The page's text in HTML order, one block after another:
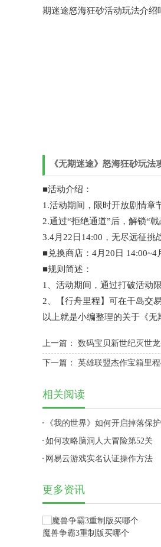
期迷途怒海狂砂活动玩法介绍
《无期迷途》怒海狂砂玩法
■活动介绍：
1.活动期间，限时开放剧情章
2.通过“拒绝通道”后，解锁“
3.4月22日14:00，无尽远征挑
■兑换商店：4月20日 14:00~4
■规则简述：
1、活动期间，通过打破活动
2、【行舟里程】可在干岛交
以上就是小编整理的关于《
上一篇： 数码宝贝新世纪灭世
下一篇： 英雄联盟杰作宝箱里
相关阅读
《我的世界》如何开启掉落保
如何攻略脑洞人大冒险第52关
网易云游戏实名认证操作方法
更多资讯
魔兽争霸3重制版买哪个